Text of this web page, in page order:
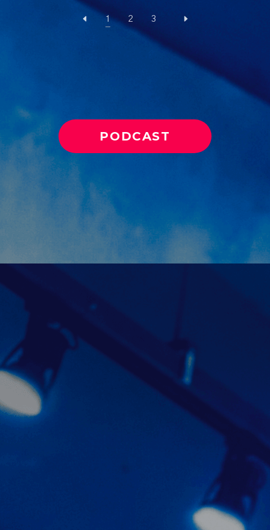
1 2 3
PODCAST